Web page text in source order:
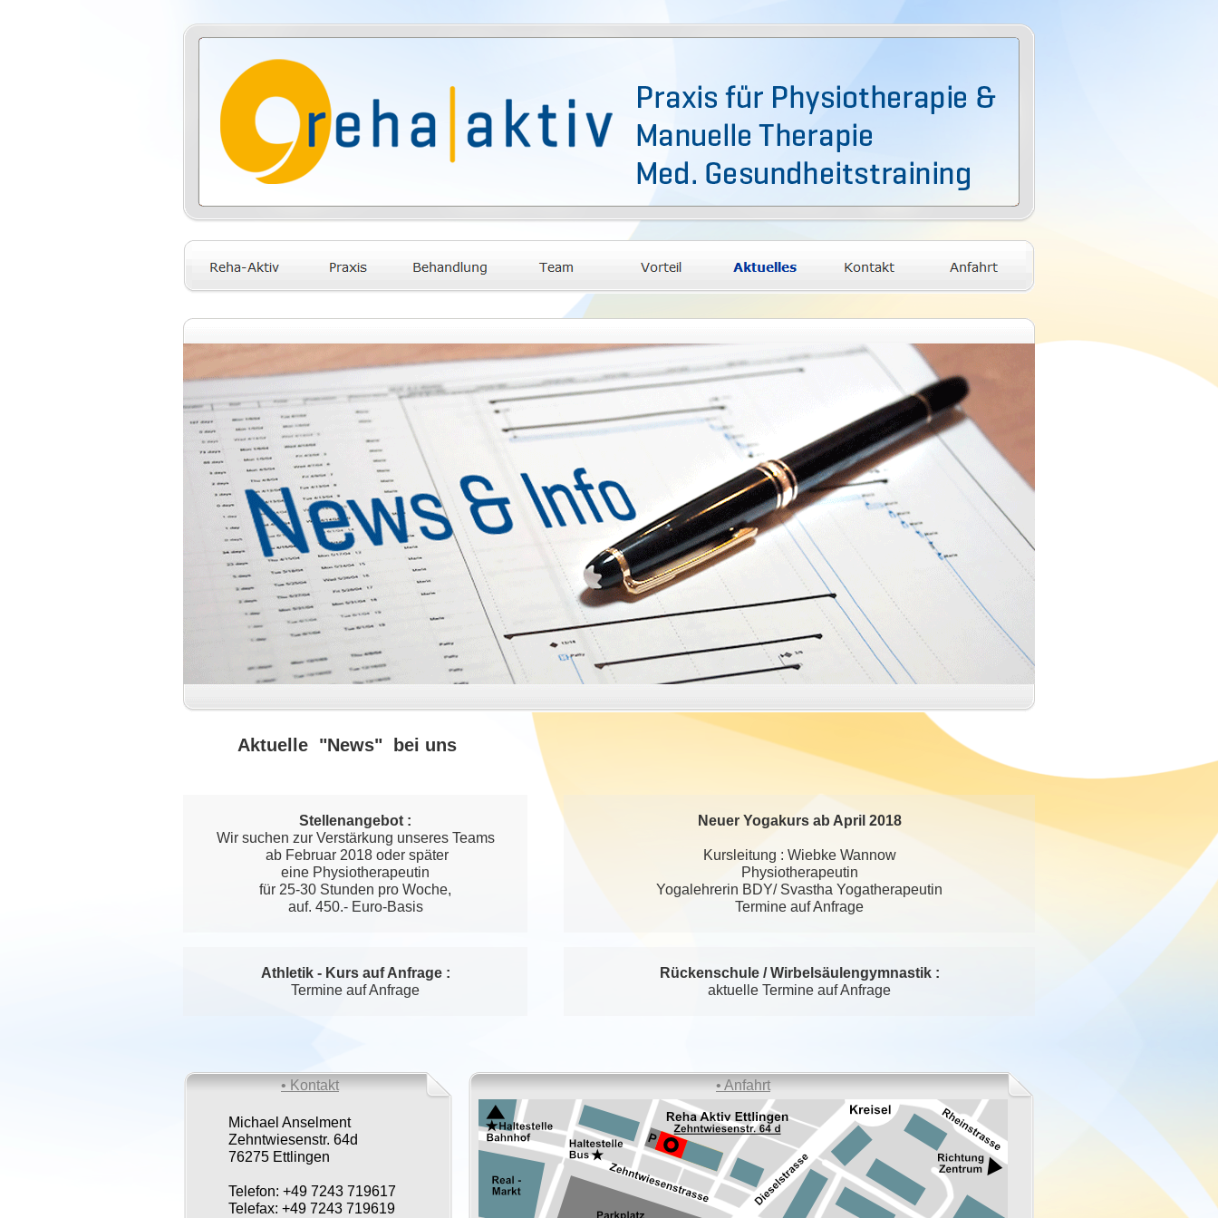
Aktuelle "News" bei uns
Rückenschule / Wirbelsäulengymnastik :
aktuelle Termine auf Anfrage
Stellenangebot :
Wir suchen zur Verstärkung unseres Teams
ab Februar 2018 oder später
eine Physiotherapeutin
für 25-30 Stunden pro Woche,
auf. 450.- Euro-Basis
Neuer Yogakurs ab April 2018
Kursleitung : Wiebke Wannow
Physiotherapeutin
Yogalehrerin BDY/ Svastha Yogatherapeutin
Termine auf Anfrage
Athletik - Kurs auf Anfrage :
Termine auf Anfrage
• Kontakt
Michael Anselment
Zehntwiesenstr. 64d
76275 Ettlingen
Telefon: +49 7243 719617
Telefax: +49 7243 719619
• Anfahrt